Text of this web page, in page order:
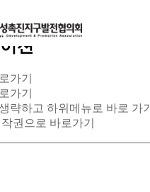
션
가기
가기
략하고 하위메뉴로 바로 가기
권으로 바로가기